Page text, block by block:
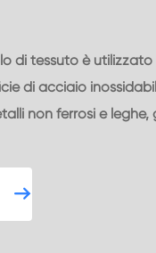
di tessuto è
di acciaio
non ferrosi e
